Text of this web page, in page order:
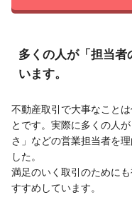
多くの人が「担当
います。
不動産取引で大事なこと
とです。実際に多くの人
さ」などの営業担当者を
した。
満足のいく取引のために
すすめしています。